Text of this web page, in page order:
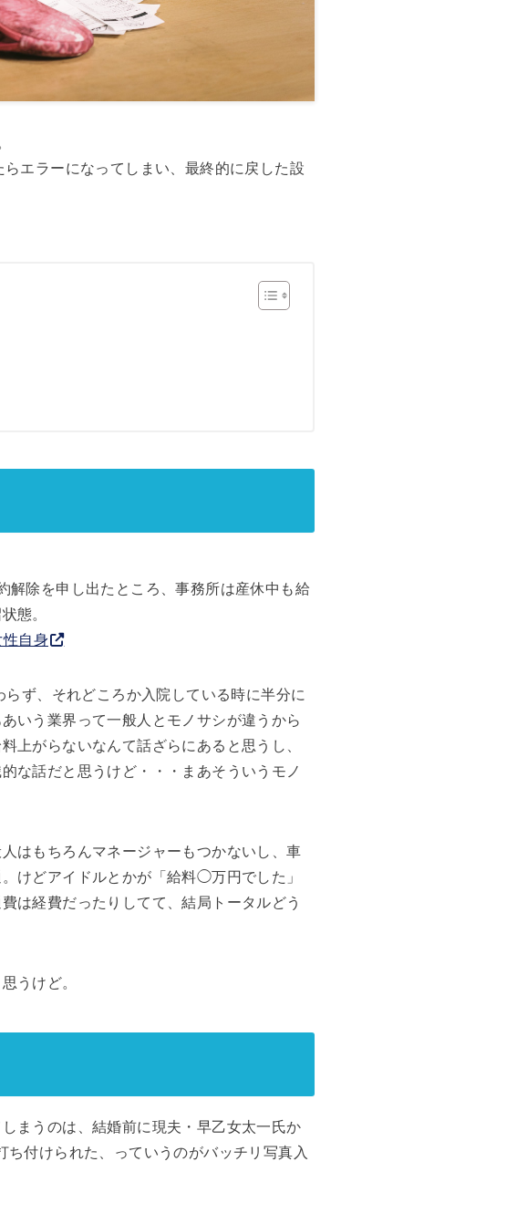
エラーになってしまい、最終的に戻した設
解除を申し出たところ、事務所は産休中も給
態。
性自身
ず、それどころか入院している時に半分に
いう業界って一般人とモノサシが違うから
上がらないなんて話ざらにあると思うし、
な話だと思うけど・・・まあそういうモノ
はもちろんマネージャーもつかないし、車
けどアイドルとかが「給料◯万円でした」
は経費だったりしてて、結局トータルどう
うけど。
まうのは、結婚前に現夫・早乙女太一氏か
付けられた、っていうのがバッチリ写真入